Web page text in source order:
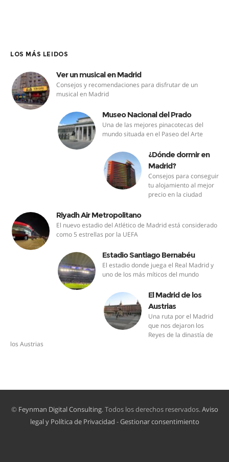
LOS MÁS LEIDOS
Ver un musical en Madrid
Consejos y recomendaciones para disfrutar de un
musical en Madrid
Museo Nacional del Prado
Una de las mejores pinacotecas del
mundo situada en el Paseo del Arte
¿Dónde dormir en
Madrid?
Consejos para conseguir
tu alojamiento al mejor
precio en la ciudad
Riyadh Air Metropolitano
El nuevo estadio del Atlético de Madrid está considerado
como 5 estrellas por la UEFA
Estadio Santiago Bernabéu
El estadio donde juega el Real Madrid y
uno de los más míticos del mundo
El Madrid de los
Austrias
Una ruta por el Madrid
que nos dejaron los
Reyes de la dinastía de
los Austrias
© Feynman Digital Consulting. Todos los derechos reservados. Aviso
legal y Política de Privacidad -Gestionar consentimiento